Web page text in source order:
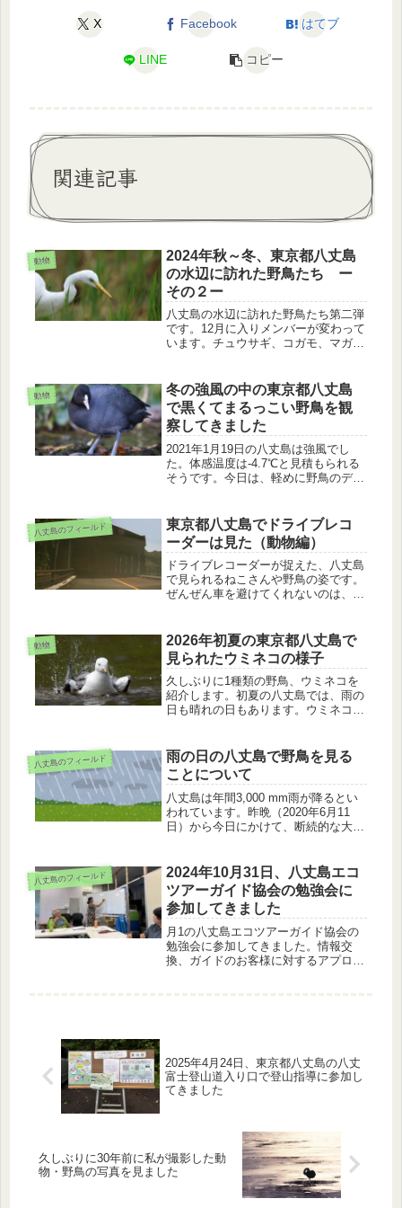
X Facebook はてブ
LINE コピー
関連記事
動物
2024年秋～冬、東京都八丈島
の水辺に訪れた野鳥たち ー
その２ー
八丈島の水辺に訪れた野鳥たち第二弾
です。12月に入りメンバーが変わって
います。チュウサギ、コガモ、マガ
動物
冬の強風の中の東京都八丈島
で黒くてまるっこい野鳥を観
察してきました
2021年1月19日の八丈島は強風でし
た。体感温度は-4.7℃と見積もられる
そうです。今日は、軽めに野鳥のデー
ず、餌を食べたり、羽繕いをしたり、
忙しくしていました。
八丈島のフィールド
東京都八丈島でドライブレコ
ーダーは見た（動物編）
ドライブレコーダーが捉えた、八丈島
で見られるねこさんや野鳥の姿です。
ぜんぜん車を避けてくれないのは、田
過するのですが、危険なポイントにつ
いても紹介します。
動物
2026年初夏の東京都八丈島で
見られたウミネコの様子
久しぶりに1種類の野鳥、ウミネコを
紹介します。初夏の八丈島では、雨の
日も晴れの日もあります。ウミネコは
八丈島のフィールド
雨の日の八丈島で野鳥を見る
ことについて
八丈島は年間3,000 mm雨が降るとい
われています。昨晩（2020年6月11
日）から今日にかけて、断続的な大雨
うなると、林道や過去に土砂崩...
八丈島のフィールド
2024年10月31日、八丈島エコ
ツアーガイド協会の勉強会に
参加してきました
月1の八丈島エコツアーガイド協会の
勉強会に参加してきました。情報交
換、ガイドのお客様に対するアプロー
2025年4月24日、東京都八丈島の八丈
富士登山道入り口で登山指導に参加し
てきました
久しぶりに30年前に私が撮影した動
物・野鳥の写真を見ました